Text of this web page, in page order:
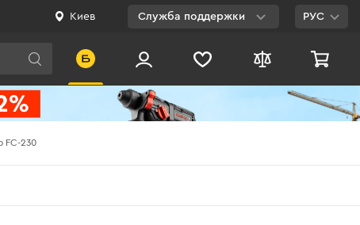
Киев Служба поддержки РУС
FC-230